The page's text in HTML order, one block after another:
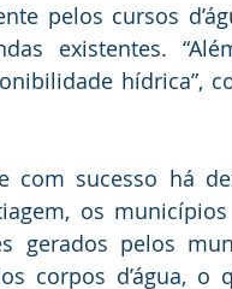
pelos cursos
existentes.
hídrica”,
sucesso há
os
gerados pelos
corpos d’água, o